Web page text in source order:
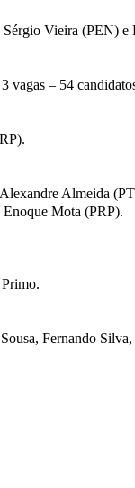
Vieira (PEN) e
vagas – 54
Almeida
Mota (PRP).
Fernando